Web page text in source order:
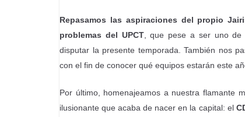
Repasamos las aspiraciones del propio
problemas del UPCT, que pese a ser uno de
disputar la presente temporada. También nos
con el fin de conocer qué equipos estarán este
Por último, homenajeamos a nuestra flamante
ilusionante que acaba de nacer en la capital: el